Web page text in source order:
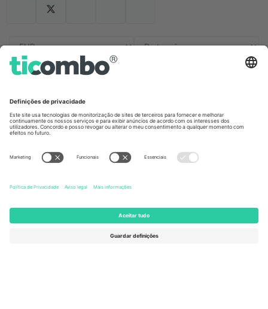
Germany
Unter den Linden 24, 10117
United Kingdom
167 City Road, London, Greater
Kingdom
United States
Newark, Delaware 19713, United
States
Engelberg, Switzerland